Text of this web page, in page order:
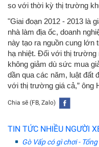
so với thời kỳ thị trường
"Giai đoạn 2012 - 2013 là
nhà làm địa ốc, doanh
này tạo ra nguồn cung lớn
hạ nhiệt. Đối với thị trường
không giảm dù sức mua
dần qua các năm, luật đất
với thị trường giá cả,” ông
Chia sẽ (FB, Zalo)
TIN TỨC NHIỀU NGƯỜI
Gò Vấp có gì chơi -